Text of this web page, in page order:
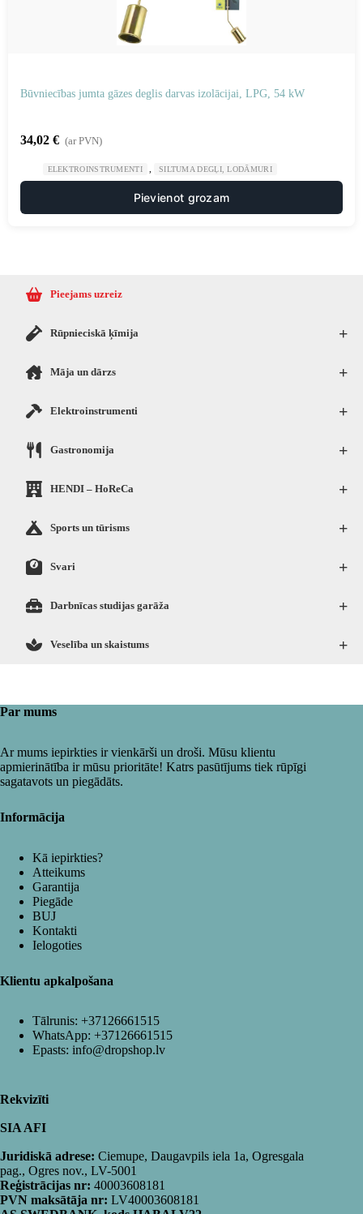
Būvniecības jumta gāzes deglis darvas izolācijai, LPG, 54 kW
34,02 € (ar PVN)
ELEKTROINSTRUMENTI SILTUMA DEGĻI, LODĀMURI
Pievienot grozam
Pieejams uzreiz
+
Rūpnieciskā ķīmija
+
Māja un dārzs
+
Elektroinstrumenti
+
Gastronomija
+
HENDI – HoReCa
+
Sports un tūrisms
+
Svari
+
Darbnīcas studijas garāža
+
Veselība un skaistums
Par mums
Ar mums iepirkties ir vienkārši un droši. Mūsu klientu
apmierinātība ir mūsu prioritāte! Katrs pasūtījums tiek rūpīgi
sagatavots un piegādāts.
Informācija
Kā iepirkties?
Atteikums
Garantija
Piegāde
BUJ
Kontakti
Ielogoties
Klientu apkalpošana
Tālrunis: +37126661515
WhatsApp: +37126661515
Epasts: info@dropshop.lv
Rekvizīti
SIA AFI
Juridiskā adrese: Ciemupe, Daugavpils iela 1a, Ogresgala
pag., Ogres nov., LV-5001
Reģistrācijas nr: 40003608181
PVN maksātāja nr: LV40003608181